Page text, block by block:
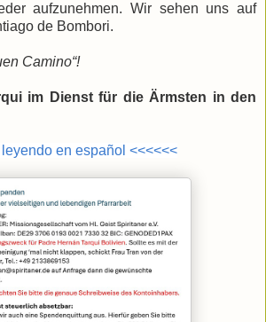
aufzunehmen. Wir sehen uns auf
de Bombori.
Camino“!
im Dienst für die Ärmsten in den
en español <<<<<<